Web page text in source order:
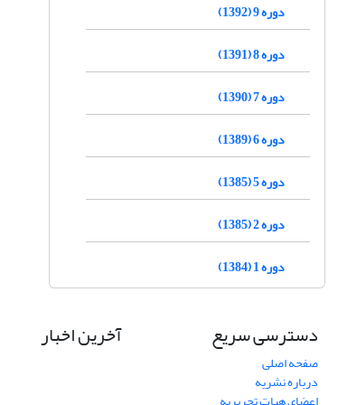
دوره 9 (1392)
دوره 8 (1391)
دوره 7 (1390)
دوره 6 (1389)
دوره 5 (1385)
دوره 2 (1385)
دوره 1 (1384)
دسترسی سریع
صفحه اصلی
درباره نشریه
آخرین اخبار